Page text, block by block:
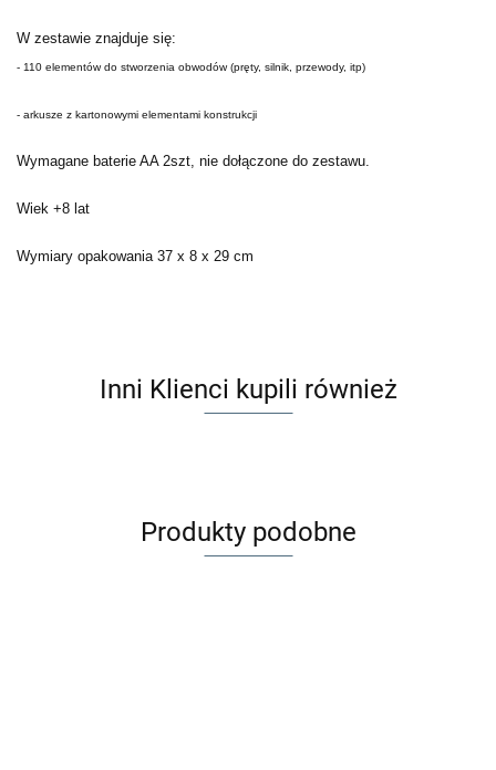
W zestawie znajduje się:
- 110 elementów do stworzenia obwodów (pręty, silnik, przewody, itp)
- arkusze z kartonowymi elementami konstrukcji
Wymagane baterie AA 2szt, nie dołączone do zestawu.
Wiek +8 lat
Wymiary opakowania 37 x 8 x 29 cm
Inni Klienci kupili również
Produkty podobne